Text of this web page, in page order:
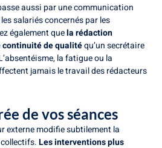
aussi par une communication
salariés concernés par les
également quela rédaction
de qualitéqu’un secrétaire
la fatigue ou la
jamais le travail des rédacteurs
de vos séances
externe modifie subtilement la
Les interventions plus